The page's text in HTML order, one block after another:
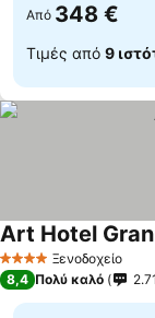
Από 348 €
Τιμές από 9
4 ΑστέριαΞενοδοχείο
Art Hotel
8,4 Πολύ καλό